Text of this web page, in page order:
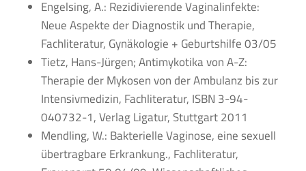
Engelsing, A.: Rezidivierende Vaginalinfekte:
Neue Aspekte der Diagnostik und Therapie,
Fachliteratur, Gynäkologie + Geburtshilfe 03/05
Tietz, Hans-Jürgen; Antimykotika von A-Z:
Therapie der Mykosen von der Ambulanz bis zur
Intensivmedizin, Fachliteratur, ISBN 3-94-
040732-1, Verlag Ligatur, Stuttgart 2011
Mendling, W.: Bakterielle Vaginose, eine sexuell
übertragbare Erkrankung., Fachliteratur,